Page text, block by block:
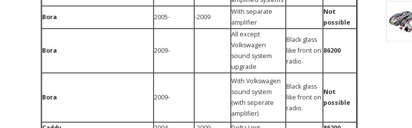
Bora 2005- -2009
With separate
amplifier
Not
possible
Bora 2009-
All except
Volkswagen
sound system
upgrade
Black glass
like front on
radio.
86200
Bora 2009-
With Volkswagen
sound system
(with seperate
amplifier)
Black glass
like front on
radio.
Not
possible